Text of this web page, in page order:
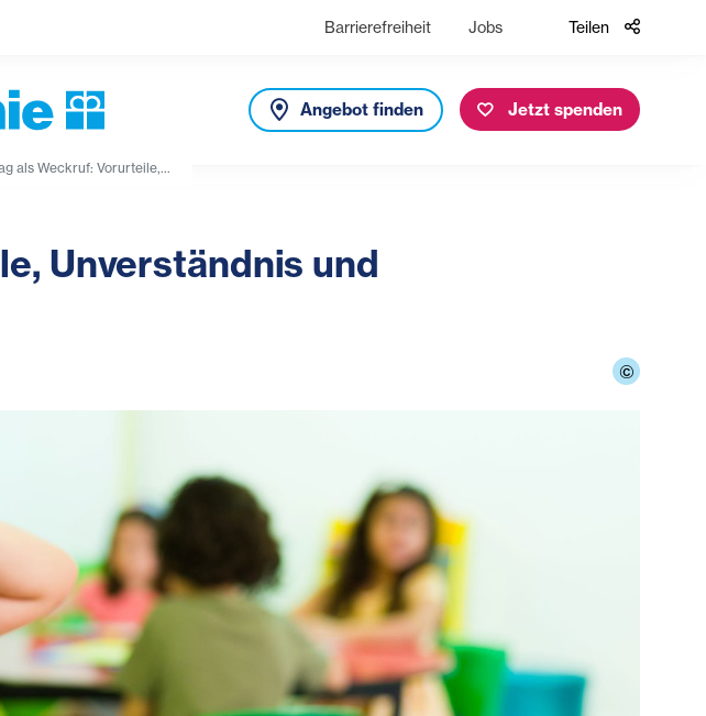
Barrierefreiheit Jobs Teilen
Angebot finden Jetzt spenden
als Weckruf: Vorurteile,...
Unverständnis und
©